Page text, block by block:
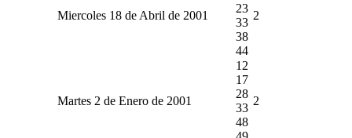
Miercoles 18 de Abril de 2001
23
33
38
44
2
Martes 2 de Enero de 2001
12
17
28
33
48
2